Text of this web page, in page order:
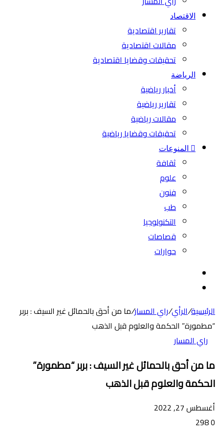
الاقتصاد
تقارير اقتصادية
مقالات اقتصادية
تحقيقات وقضايا اقتصادية
الرياضة
أخبار رياضية
تقارير رياضية
مقالات رياضية
تحقيقات وقضايا رياضية
المنوعات
ثقافة
علوم
فنون
طب
التكنولوجيا
قصاصات
حوارات
المظلم
الرئيسية/الرأي/راي المسار/ما من أحق بالحمائل غير السيف : بربر
“مطمورة” الحكمة والعلوم قبل الذهب
راي المسار
ما من أحق بالحمائل غير السيف : بربر “مطمورة”
الحكمة والعلوم قبل الذهب
أغسطس 27, 2022
0